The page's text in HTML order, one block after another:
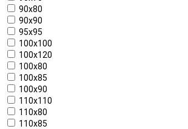
90x80
90x90
95x95
100x100
100x120
100x80
100x85
100x90
110x110
110x80
110x85